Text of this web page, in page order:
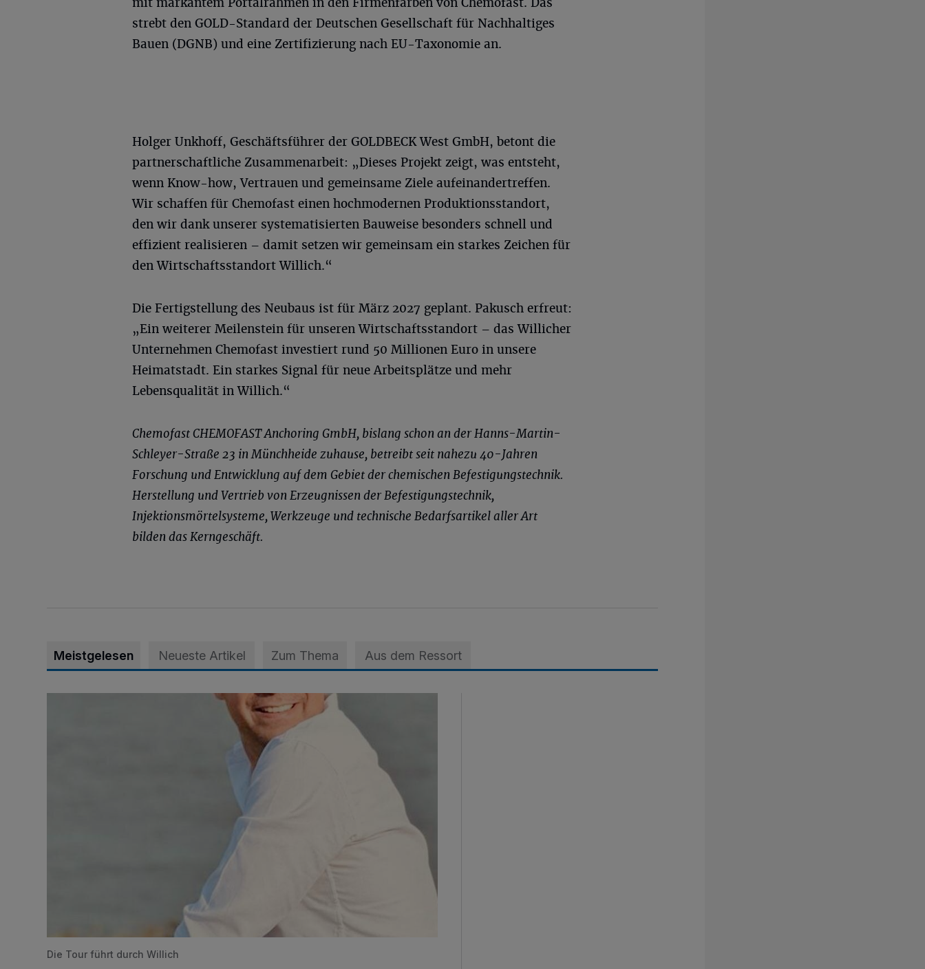
strebt den GOLD-Standard der Deutschen Gesellschaft für Nachhaltiges
Bauen (DGNB) und eine Zertifizierung nach EU-Taxonomie an.
Holger Unkhoff, Geschäftsführer der GOLDBECK West GmbH, betont die
partnerschaftliche Zusammenarbeit: „Dieses Projekt zeigt, was entsteht,
wenn Know-how, Vertrauen und gemeinsame Ziele aufeinandertreffen.
Wir schaffen für Chemofast einen hochmodernen Produktionsstandort,
den wir dank unserer systematisierten Bauweise besonders schnell und
effizient realisieren – damit setzen wir gemeinsam ein starkes Zeichen für
den Wirtschaftsstandort Willich.“
Die Fertigstellung des Neubaus ist für März 2027 geplant. Pakusch erfreut:
„Ein weiterer Meilenstein für unseren Wirtschaftsstandort – das Willicher
Unternehmen Chemofast investiert rund 50 Millionen Euro in unsere
Heimatstadt. Ein starkes Signal für neue Arbeitsplätze und mehr
Lebensqualität in Willich.“
Chemofast CHEMOFAST Anchoring GmbH, bislang schon an der Hanns-Martin-
Schleyer-Straße 23 in Münchheide zuhause, betreibt seit nahezu 40-Jahren
Forschung und Entwicklung auf dem Gebiet der chemischen Befestigungstechnik.
Herstellung und Vertrieb von Erzeugnissen der Befestigungstechnik,
Injektionsmörtelsysteme, Werkzeuge und technische Bedarfsartikel aller Art
bilden das Kerngeschäft.
Meistgelesen Neueste Artikel Zum Thema Aus dem Ressort
Ein Sommer-Radtour mit dem Bürgermeister
Die Tour führt durch Willich